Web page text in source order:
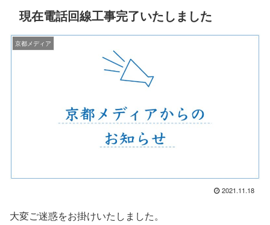
現在電話回線工事完了いたしました
京都メディア
2021.11.18
大変ご迷惑をお掛けいたしました。